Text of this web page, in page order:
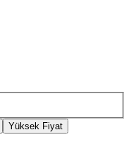
Yüksek Fiyat